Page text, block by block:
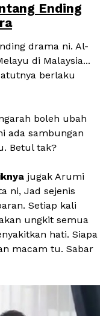
Ending
drama ni. Al-
di Malaysia...
berlaku
boleh ubah
ada sambungan
Betul tak?
jugak Arumi
ni, Jad sejenis
Setiap kali
ungkit semua
hati. Siapa
macam tu. Sabar